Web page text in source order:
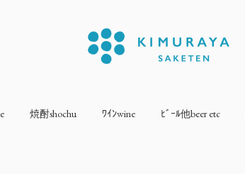
焼酎shochu ﾜｲﾝwine ﾋﾞｰﾙ他beer etc